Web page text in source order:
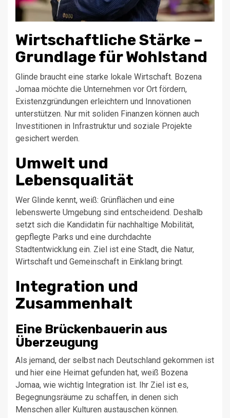
Wirtschaftliche Stärke –
Grundlage für Wohlstand
Glinde braucht eine starke lokale Wirtschaft. Bozena
Jomaa möchte die Unternehmen vor Ort fördern,
Existenzgründungen erleichtern und Innovationen
unterstützen. Nur mit soliden Finanzen können auch
Investitionen in Infrastruktur und soziale Projekte
gesichert werden.
Umwelt und
Lebensqualität
Wer Glinde kennt, weiß: Grünflächen und eine
lebenswerte Umgebung sind entscheidend. Deshalb
setzt sich die Kandidatin für nachhaltige Mobilität,
gepflegte Parks und eine durchdachte
Stadtentwicklung ein. Ziel ist eine Stadt, die Natur,
Wirtschaft und Gemeinschaft in Einklang bringt.
Integration und
Zusammenhalt
Eine Brückenbauerin aus
Überzeugung
Als jemand, der selbst nach Deutschland gekommen ist
und hier eine Heimat gefunden hat, weiß Bozena
Jomaa, wie wichtig Integration ist. Ihr Ziel ist es,
Begegnungsräume zu schaffen, in denen sich
Menschen aller Kulturen austauschen können.